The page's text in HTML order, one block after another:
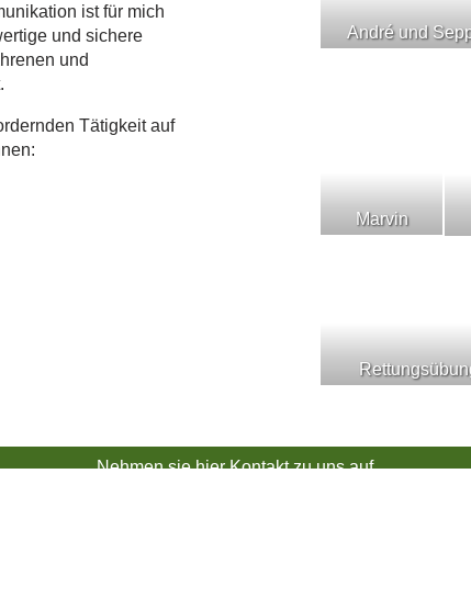
ist für mich
und sichere
und
Tätigkeit auf
André und
Marvin
Nehmen sie hier Kontakt zu uns auf.